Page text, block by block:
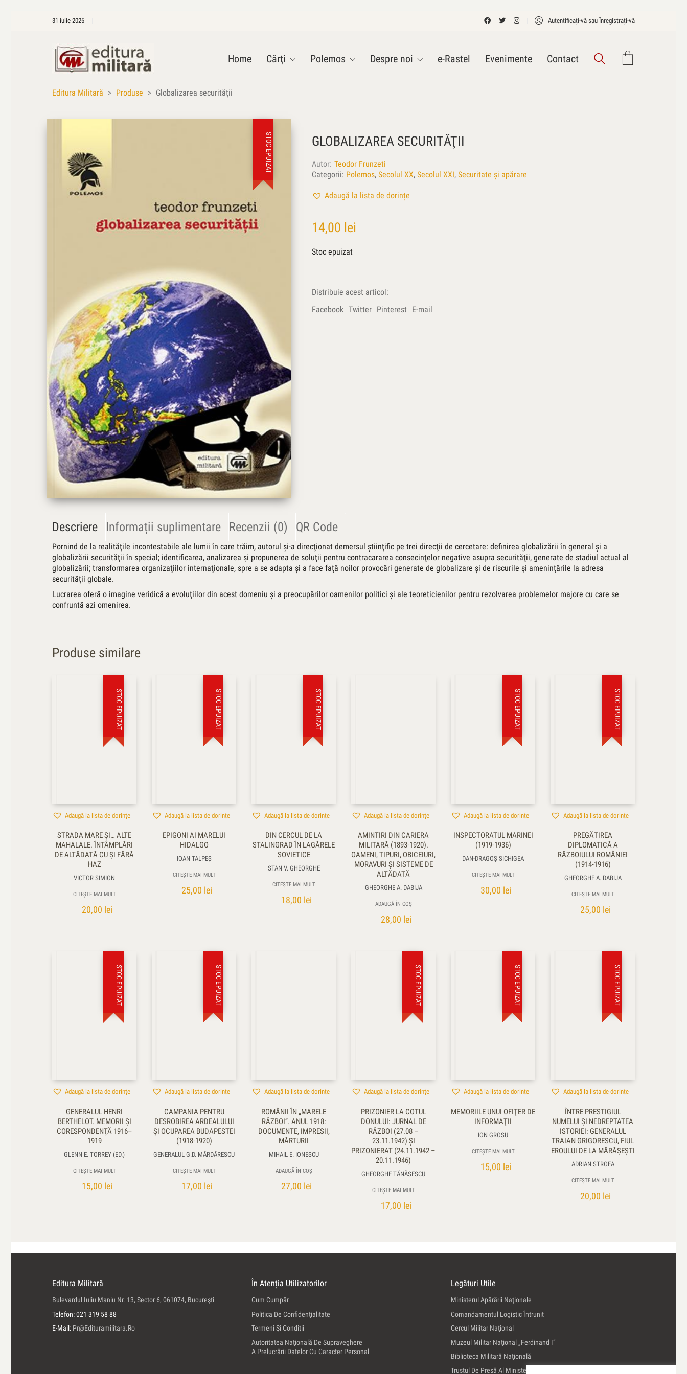
31 iulie 2026 Autentificați-vă sau Înregistrați-vă
Home Cărţi Polemos Despre noi e-Rastel Evenimente Contact
Editura Militară > Produse > Globalizarea securităţii
STOC EPUIZAT GLOBALIZAREA SECURITĂŢII
Autor Teodor Frunzeti
Categorii: Polemos, Secolul XX, Secolul XXI, Securitate și apărare
Adaugă la lista de dorințe
14,00 lei
Stoc epuizat
Distribuie acest articol:
Facebook Twitter Pinterest E-mail
Descriere Informații suplimentare Recenzii (0) QR Code
Pornind de la realităţile incontestabile ale lumii în care trăim, autorul şi-a direcţionat demersul ştiinţific pe trei direcţii de cercetare: definirea globalizării în general şi a
globalizării securităţii în special; identificarea, analizarea şi propunerea de soluţii pentru contracararea consecinţelor negative asupra securităţii, generate de stadiul actual al
globalizării; transformarea organizaţiilor internaţionale, spre a se adapta şi a face faţă noilor provocări generate de globalizare şi de riscurile şi ameninţările la adresa
securităţii globale.
Lucrarea oferă o imagine veridică a evoluţiilor din acest domeniu şi a preocupărilor oamenilor politici şi ale teoreticienilor pentru rezolvarea problemelor majore cu care se
confruntă azi omenirea.
Produse similare
STOC EPUIZAT
Adaugă la lista de dorințe
STRADA MARE ŞI… ALTE
MAHALALE. ÎNTÂMPLĂRI
DE ALTĂDATĂ CU ŞI FĂRĂ
HAZ
VICTOR SIMION
CITEȘTE MAI MULT
20,00 lei
STOC EPUIZAT
Adaugă la lista de dorințe
EPIGONI AI MARELUI
HIDALGO
IOAN TALPEŞ
CITEȘTE MAI MULT
25,00 lei
STOC EPUIZAT
Adaugă la lista de dorințe
DIN CERCUL DE LA
STALINGRAD ÎN LAGĂRELE
SOVIETICE
STAN V. GHEORGHE
CITEȘTE MAI MULT
18,00 lei
Adaugă la lista de dorințe
AMINTIRI DIN CARIERA
MILITARĂ (1893-1920).
OAMENI, TIPURI, OBICEIURI,
MORAVURI ŞI SISTEME DE
ALTĂDATĂ
GHEORGHE A. DABIJA
ADAUGĂ ÎN COȘ
28,00 lei
STOC EPUIZAT
Adaugă la lista de dorințe
INSPECTORATUL MARINEI
(1919-1936)
DAN-DRAGOȘ SICHIGEA
CITEȘTE MAI MULT
30,00 lei
STOC EPUIZAT
Adaugă la lista de dorințe
PREGĂTIREA
DIPLOMATICĂ A
RĂZBOIULUI ROMÂNIEI
(1914-1916)
GHEORGHE A. DABIJA
CITEȘTE MAI MULT
25,00 lei
STOC EPUIZAT
Adaugă la lista de dorințe
GENERALUL HENRI
BERTHELOT. MEMORII ŞI
CORESPONDENŢĂ 1916–
1919
GLENN E. TORREY (ED.)
CITEȘTE MAI MULT
15,00 lei
STOC EPUIZAT
Adaugă la lista de dorințe
CAMPANIA PENTRU
DESROBIREA ARDEALULUI
ŞI OCUPAREA BUDAPESTEI
(1918-1920)
GENERALUL G.D. MĂRDĂRESCU
CITEȘTE MAI MULT
17,00 lei
Adaugă la lista de dorințe
ROMÂNII ÎN „MARELE
RĂZBOI”. ANUL 1918:
DOCUMENTE, IMPRESII,
MĂRTURII
MIHAIL E. IONESCU
ADAUGĂ ÎN COȘ
27,00 lei
STOC EPUIZAT
Adaugă la lista de dorințe
PRIZONIER LA COTUL
DONULUI: JURNAL DE
RĂZBOI (27.08 –
23.11.1942) ŞI
PRIZONIERAT (24.11.1942 –
20.11.1946)
GHEORGHE TĂNĂSESCU
CITEȘTE MAI MULT
17,00 lei
STOC EPUIZAT
Adaugă la lista de dorințe
MEMORIILE UNUI OFIŢER DE
INFORMAŢII
ION GROSU
CITEȘTE MAI MULT
15,00 lei
STOC EPUIZAT
Adaugă la lista de dorințe
ÎNTRE PRESTIGIUL
NUMELUI ŞI NEDREPTATEA
ISTORIEI: GENERALUL
TRAIAN GRIGORESCU, FIUL
EROULUI DE LA MĂRĂŞEŞTI
ADRIAN STROEA
CITEȘTE MAI MULT
20,00 lei
Editura Militară
Bulevardul Iuliu Maniu Nr. 13, Sector 6, 061074, Bucureşti
Telefon: 021 319 58 88
E-Mail: Pr@edituramilitara.ro
În Atenția Utilizatorilor
Cum Cumpăr
Politica De Confidenţialitate
Termeni Şi Condiţii
Autoritatea Naţională De Supraveghere
A Prelucrării Datelor Cu Caracter Personal
Legături Utile
Ministerul Apărării Naţionale
Comandamentul Logistic Întrunit
Cercul Militar Naţional
Muzeul Militar Naţional „Ferdinand I”
Biblioteca Militară Naţională
Trustul De Presă Al Ministerului Apărării Naţionale